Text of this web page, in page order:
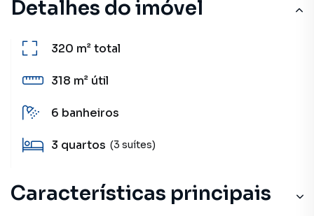
Detalhes do imóvel
320 m²total
318 m² útil
6 banheiros
3 quartos (3 suítes)
Características principais